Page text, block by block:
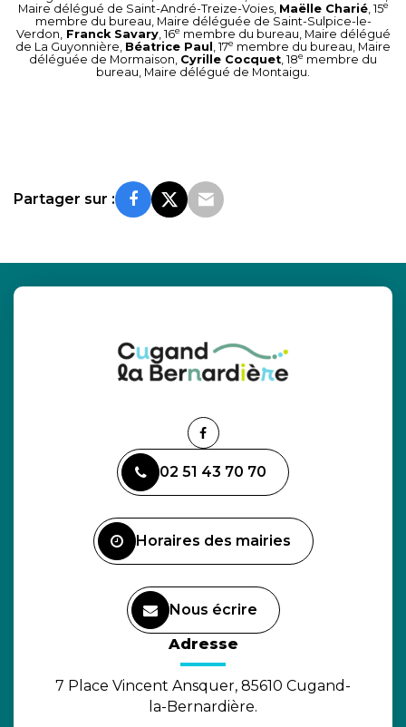
Maire délégué de Saint-André-Treize-Voies, Maëlle Charié, 15e
membre du bureau, Maire déléguée de Saint-Sulpice-le-
Verdon,Franck Savary, 16e membre du bureau, Maire délégué
de La Guyonnière, Béatrice Paul , 17e membre du bureau, Maire
déléguée de Mormaison, Cyrille Cocquet, 18e membre du
bureau, Maire délégué de Montaigu.
Partager sur :
Lien
le
compte
02 51 43 70 70
Horaires des mairies
Nous écrire
(ouverture dans un nouvel
Adresse
7 Place Vincent Ansquer, 85610 Cugand-
la-Bernardière.